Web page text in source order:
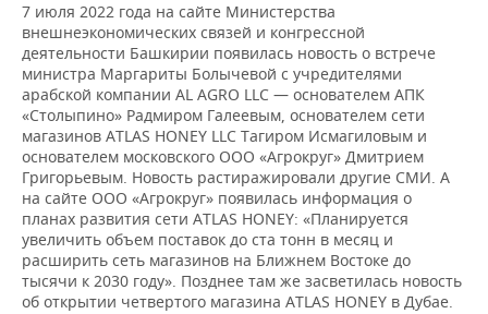
7 июля 2022 года на сайте Министерства
внешнеэкономических связей и конгрессной
деятельности Башкирии появилась новость о встрече
министра Маргариты Болычевой с учредителями
арабской компании AL AGRO LLC — основателем АПК
«Столыпино» Радмиром Галеевым, основателем сети
магазинов ATLAS HONEY LLC Тагиром Исмагиловым и
основателем московского ООО «Агрокруг» Дмитрием
Григорьевым. Новость растиражировали другие СМИ. А
на сайте ООО «Агрокруг» появилась информация о
планах развития сети ATLAS HONEY: «Планируется
увеличить объем поставок до ста тонн в месяц и
расширить сеть магазинов на Ближнем Востоке до
тысячи к 2030 году». Позднее там же засветилась новость
об открытии четвертого магазина ATLAS HONEY в Дубае.